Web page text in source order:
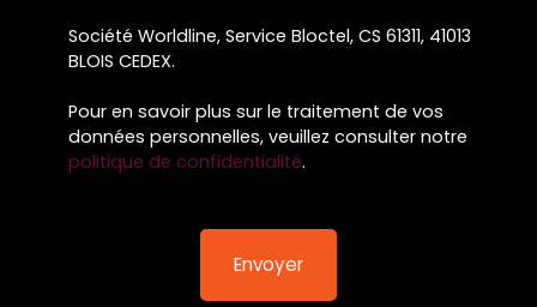
Société Worldline, Service Bloctel, CS 61311, 41013
BLOIS CEDEX.
Pour en savoir plus sur le traitement de vos
données personnelles, veuillez consulter notre
politique de confidentialité.
Envoyer